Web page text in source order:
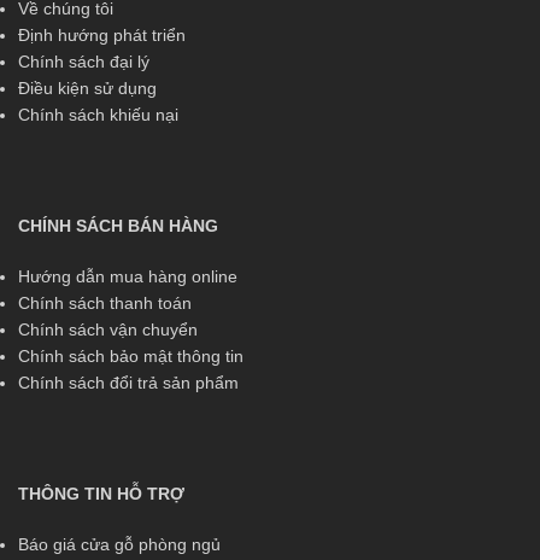
Về chúng tôi
Định hướng phát triển
Chính sách đại lý
Điều kiện sử dụng
Chính sách khiếu nại
CHÍNH SÁCH BÁN HÀNG
Hướng dẫn mua hàng online
Chính sách thanh toán
Chính sách vận chuyển
Chính sách bảo mật thông tin
Chính sách đổi trả sản phẩm
THÔNG TIN HỖ TRỢ
Báo giá cửa gỗ phòng ngủ